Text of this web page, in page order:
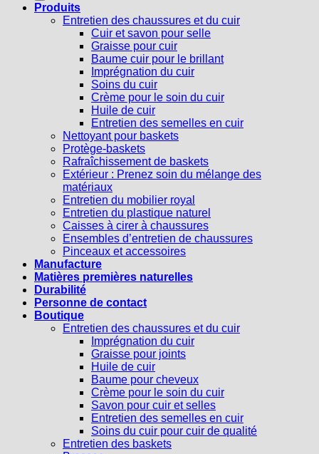
Produits
Entretien des chaussures et du cuir
Cuir et savon pour selle
Graisse pour cuir
Baume cuir pour le brillant
Imprégnation du cuir
Soins du cuir
Crème pour le soin du cuir
Huile de cuir
Entretien des semelles en cuir
Nettoyant pour baskets
Protège-baskets
Rafraîchissement de baskets
Extérieur : Prenez soin du mélange des
matériaux
Entretien du mobilier royal
Entretien du plastique naturel
Caisses à cirer à chaussures
Ensembles d’entretien de chaussures
Pinceaux et accessoires
Manufacture
Matières premières naturelles
Durabilité
Personne de contact
Boutique
Entretien des chaussures et du cuir
Imprégnation du cuir
Graisse pour joints
Huile de cuir
Baume pour cheveux
Crème pour le soin du cuir
Savon pour cuir et selles
Entretien des semelles en cuir
Soins du cuir pour cuir de qualité
Entretien des baskets